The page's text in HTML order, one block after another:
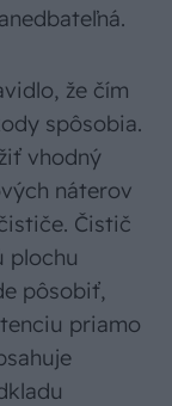
že čím
spôsobia.
vhodný
náterov
Čistič
plochu
pôsobiť,
priamo